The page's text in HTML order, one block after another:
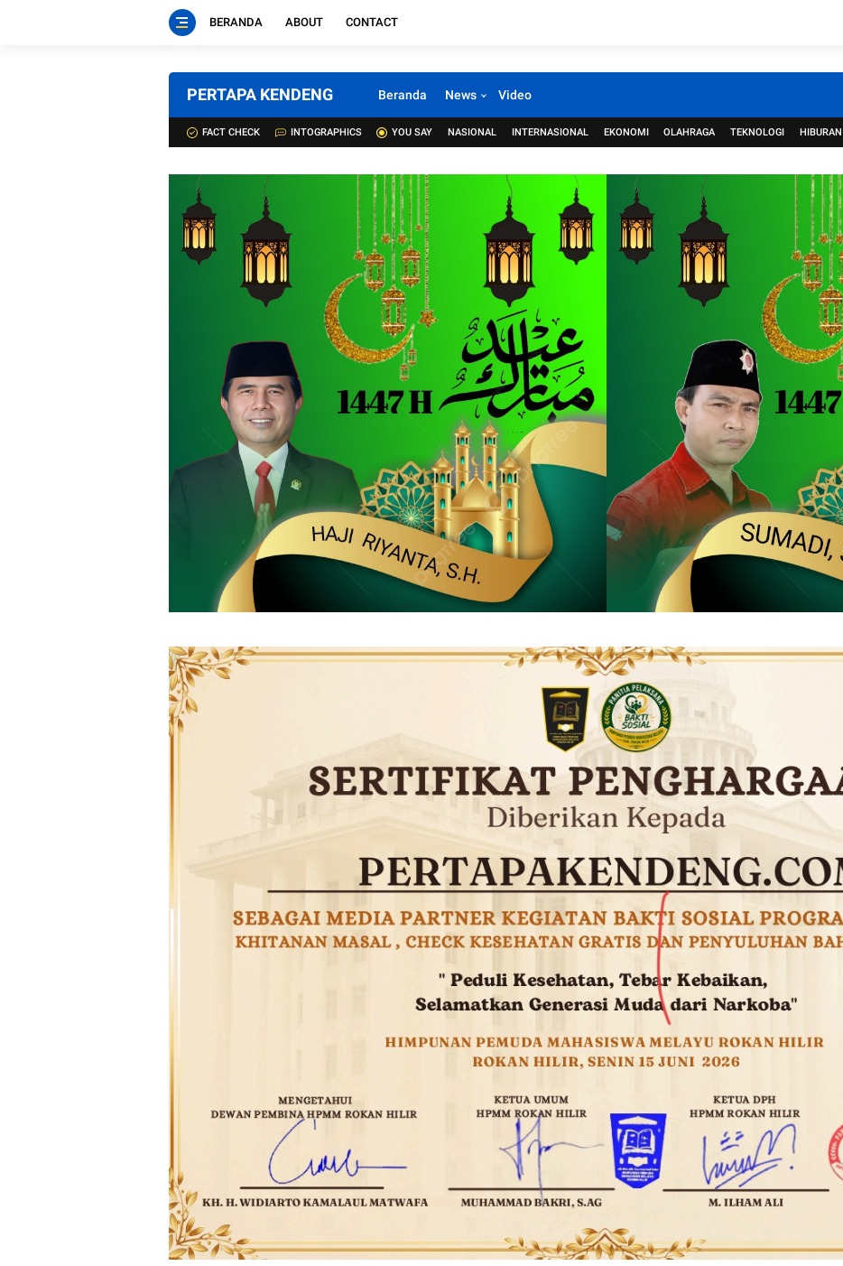
BERANDA ABOUT CONTACT
PERTAPA KENDENG Beranda News Video
FACT CHECK INTOGRAPHICS YOU SAY NASIONAL INTERNASIONAL EKONOMI OLAHRAGA TEKNOLOGI HIBURAN